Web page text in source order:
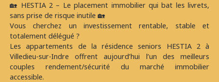
🏡 HESTIA 2 – Le placement immobilier qui bat les livrets,
sans prise de risque inutile 🏡
Vous cherchez un investissement rentable, stable et
totalement délégué ?
Les appartements de la résidence seniors HESTIA 2 à
Villedieu-sur-Indre offrent aujourd’hui l’un des meilleurs
couples rendement/sécurité du marché immobilier
accessible.